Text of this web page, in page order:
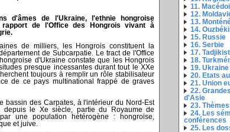
d'âmes de l'Ukraine, l'ethnie hongroise
de l'Office des Hongrois vivant à
de milliers, les Hongrois constituent la
de Subcarpatie. Le tract de l'Office
d'Ukraine constate que les Hongrois
presque incessantes durant tout le XXe
toujours à remplir un rôle stabilisateur
de ce pays multinational frappé de graves
bassin des Carpates, à l'intérieur du Nord-Est
le Xe siècle, partie du Royaume de
une population hétérogène : hongroise,
et juive.
11.
12.
13.
14.
15. Russie
16. Serbie
17.
18.
19. Ukraine
20. Etats
21. Union
22.
d'Asie
23.
24. Les
conférences
25. Les